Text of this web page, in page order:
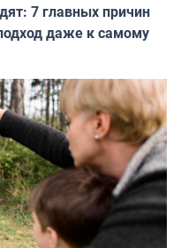
7 главных причин
даже к самому